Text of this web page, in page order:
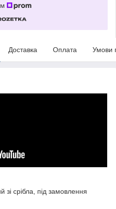
Доставка Оплата Умови
зі срібла, під замовлення